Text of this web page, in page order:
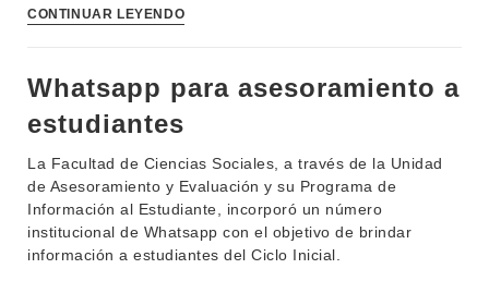
CONTINUAR LEYENDO
Whatsapp para asesoramiento a
estudiantes
La Facultad de Ciencias Sociales, a través de la Unidad
de Asesoramiento y Evaluación y su Programa de
Información al Estudiante, incorporó un número
institucional de Whatsapp con el objetivo de brindar
información a estudiantes del Ciclo Inicial.